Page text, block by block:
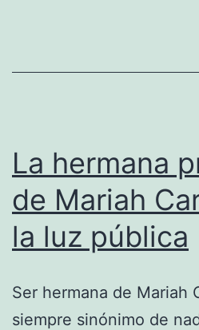
La hermana
de Mariah
la luz pública
Ser hermana de Mariah
siempre sinónimo de